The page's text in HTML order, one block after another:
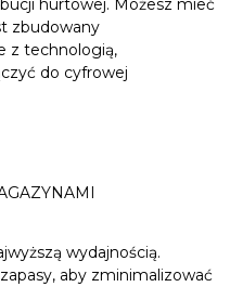
hurtowej. Możesz mieć
zbudowany
z technologią,
do cyfrowej
wydajnością.
aby zminimalizować